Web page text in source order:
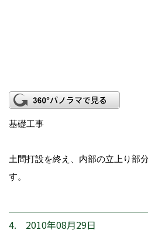
基礎工事
土間打設を終え、内部の立上り部
す。
4. 2010年08月29日